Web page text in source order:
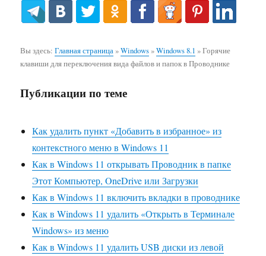
Вы здесь:Главная страница»Windows»Windows 8.1 »Горячие
клавиши для переключения вида файлов и папок в Проводнике
Публикации по теме
Как удалить пункт «Добавить в избранное» из
контекстного меню в Windows 11
Как в Windows 11 открывать Проводник в папке
Этот Компьютер, OneDrive или Загрузки
Как в Windows 11 включить вкладки в проводнике
Как в Windows 11 удалить «Открыть в Терминале
Windows» из меню
Как в Windows 11 удалить USB диски из левой